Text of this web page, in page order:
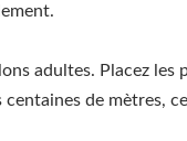
adultes. Placez
de mètres,